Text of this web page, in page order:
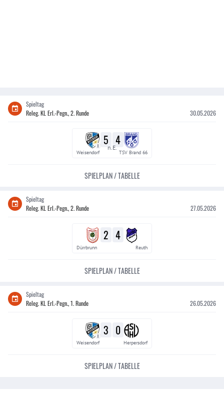
Spieltag
Releg. KL Erl.-Pegn., 2. Runde
30.05.2026
II 5 4
n.E.
Weisendorf TSV Brand 66
SPIELPLAN / TABELLE
Spieltag
Releg. KL Erl.-Pegn., 2. Runde
27.05.2026
2 4
Dürrbrunn Reuth
SPIELPLAN / TABELLE
Spieltag
Releg. KL Erl.-Pegn., 1. Runde
26.05.2026
II 3 0
Weisendorf Herpersdorf
SPIELPLAN / TABELLE